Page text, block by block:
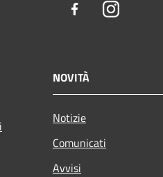
FacebookInstagram
NOVITÀ
Notizie
Comunicati
Avvisi